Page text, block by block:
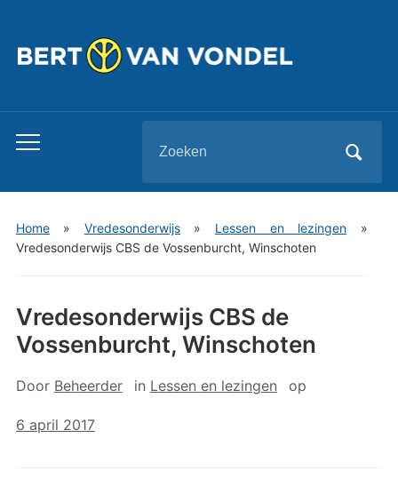
Toggle
menu
naar:
Home» Vredesonderwijs» Lessen en lezingen »
Vredesonderwijs CBS de Vossenburcht, Winschoten
Vredesonderwijs CBS de
Vossenburcht, Winschoten
Door Beheerder in Lessen en lezingen op
6 april 2017